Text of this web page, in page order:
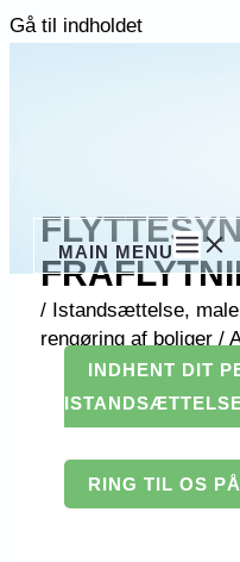
Gå til indholdet
MAIN MENU
/ Istandsættelse,
rengøring af boliger /
INDHENT DIT
RING TIL OS